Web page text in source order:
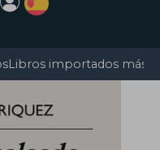
Libros importados más